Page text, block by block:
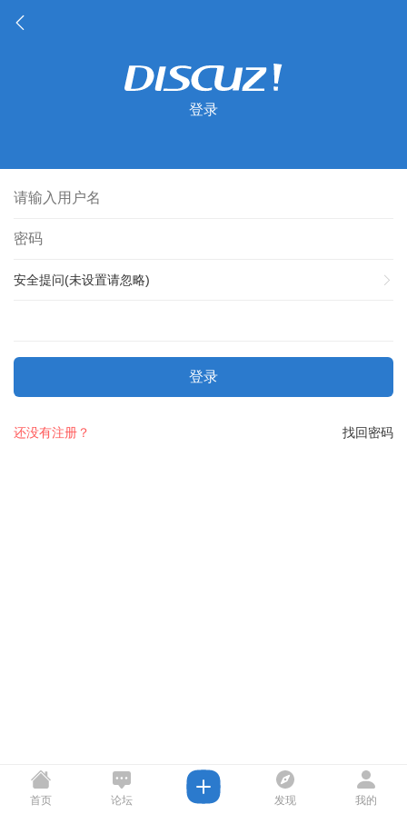
登录
安全提问(未设置请忽略)
登录
找回密码
还没有注册？
首页 论坛 发现 我的